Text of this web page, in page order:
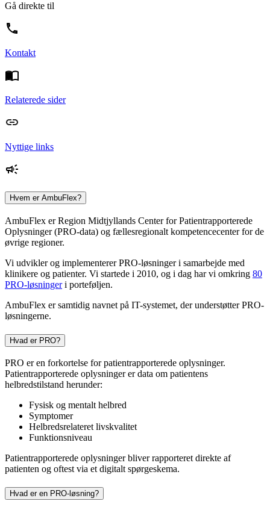
Gå direkte til
Kontakt
Relaterede sider
Nyttige links
Hvem er AmbuFlex?
AmbuFlex er Region Midtjyllands Center for Patientrapporterede
Oplysninger (PRO-data) og fællesregionalt kompetencecenter for de
øvrige regioner.
Vi udvikler og implementerer PRO-løsninger i samarbejde med
klinikere og patienter. Vi startede i 2010, og i dag har vi omkring 80
PRO-løsningeri porteføljen.
AmbuFlex er samtidig navnet på IT-systemet, der understøtter PRO-
løsningerne.
Hvad er PRO?
PRO er en forkortelse for patientrapporterede oplysninger.
Patientrapporterede oplysninger er data om patientens
helbredstilstand herunder:
Fysisk og mentalt helbred
Symptomer
Helbredsrelateret livskvalitet
Funktionsniveau
Patientrapporterede oplysninger bliver rapporteret direkte af
patienten og oftest via et digitalt spørgeskema.
Hvad er en PRO-løsning?